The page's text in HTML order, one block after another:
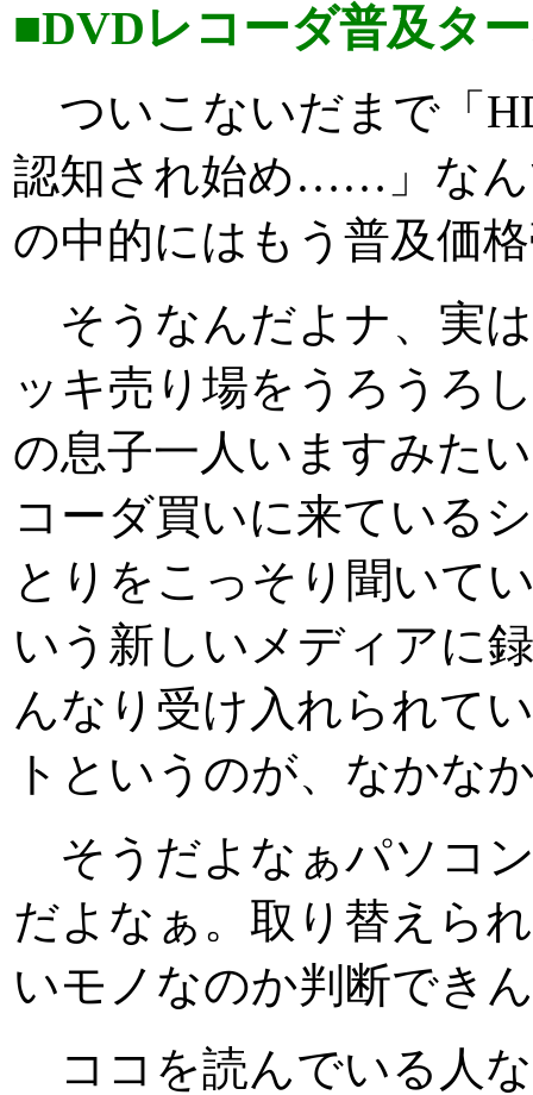
■DVDレコーダ普及タ
ついこないだまで「
認知され始め……」なん
の中的にはもう普及価
そうなんだよナ、実
ッキ売り場をうろうろ
の息子一人いますみた
コーダ買いに来ている
とりをこっそり聞いて
いう新しいメディアに
んなり受け入れられて
トというのが、なかな
そうだよなぁパソコ
だよなぁ。取り替えら
いモノなのか判断でき
ココを読んでいる人